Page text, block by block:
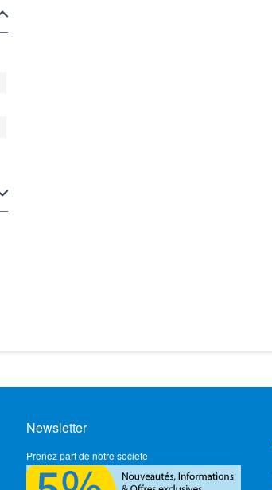
Newsletter
Prenez part de notre societe